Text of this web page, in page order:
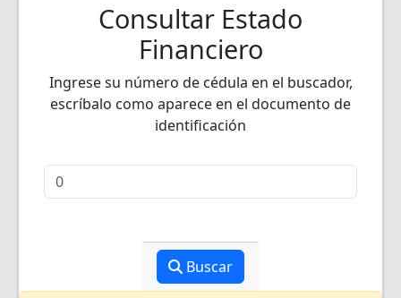
Consultar Estado
Financiero
Ingrese su número de cédula en el buscador,
escríbalo como aparece en el documento de
identificación
Buscar